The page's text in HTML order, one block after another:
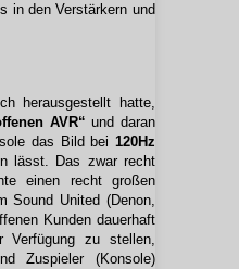
in den Verstärkern und
herausgestellt hatte,
AVR“und daran
das Bild bei 120Hz
lässt. Das zwar recht
einen recht großen
Sound United (Denon,
Kunden dauerhaft
zu stellen,
Zuspieler (Konsole)